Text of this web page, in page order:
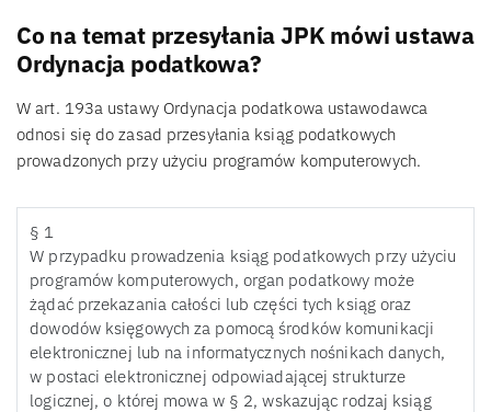
Co na temat przesyłania JPK mówi ustawa
Ordynacja podatkowa?
W art. 193a ustawy Ordynacja podatkowa ustawodawca
odnosi się do zasad przesyłania ksiąg podatkowych
prowadzonych przy użyciu programów komputerowych.
§ 1
W przypadku prowadzenia ksiąg podatkowych przy użyciu
programów komputerowych, organ podatkowy może
żądać przekazania całości lub części tych ksiąg oraz
dowodów księgowych za pomocą środków komunikacji
elektronicznej lub na informatycznych nośnikach danych,
w postaci elektronicznej odpowiadającej strukturze
logicznej, o której mowa w § 2, wskazując rodzaj ksiąg